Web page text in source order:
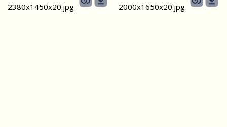
2380х1450х20.jpg
2000х1650х20.jpg